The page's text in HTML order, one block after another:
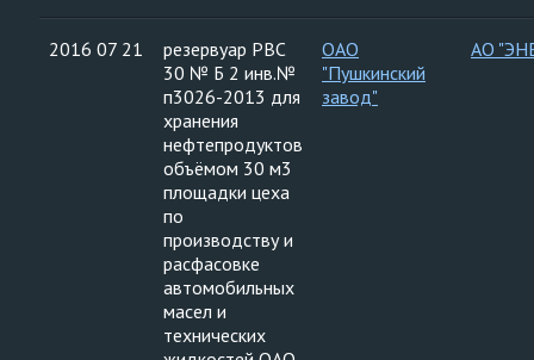
2016 07 21
резервуар РВС
30 № Б 2 инв.№
п3026-2013 для
хранения
нефтепродуктов
объёмом 30 м3
площадки цеха
по
производству и
расфасовке
автомобильных
масел и
технических
ОАО
"Пушкинский
завод"
АО